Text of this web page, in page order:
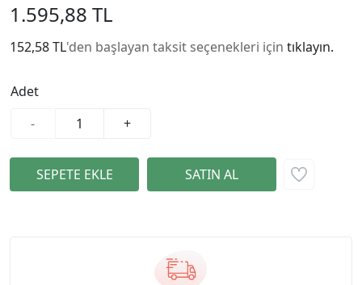
1.595,88 TL
152,58 TL'den başlayan taksit seçenekleri için tıklayın.
Adet
-
+